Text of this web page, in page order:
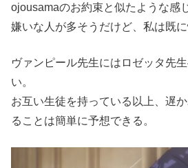
ojousamaのお約束と似たような感
嫌いな人が多そうだけど、私は既に
ヴァンピール先生にはロゼッタ先
い。
お互い生徒を持っている以上、遅
ることは簡単に予想できる。